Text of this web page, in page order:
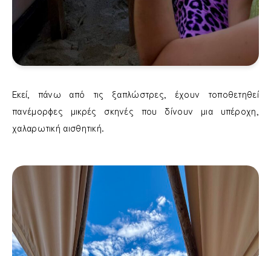
Εκεί, πάνω από τις ξαπλώστρες, έχουν τοποθετηθεί
πανέμορφες μικρές σκηνές που δίνουν μια υπέροχη,
χαλαρωτική αισθητική.